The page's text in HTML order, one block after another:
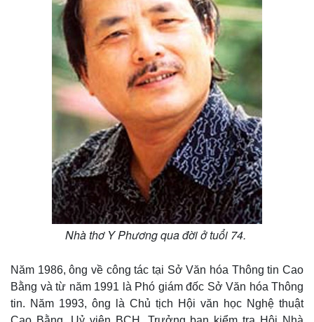
Nhà thơ Y Phương qua đời ở tuổi 74.
Năm 1986, ông về công tác tại Sở Văn hóa Thông tin Cao
Bằng và từ năm 1991 là Phó giám đốc Sở Văn hóa Thông
tin. Năm 1993, ông là Chủ tịch Hội văn học Nghệ thuật